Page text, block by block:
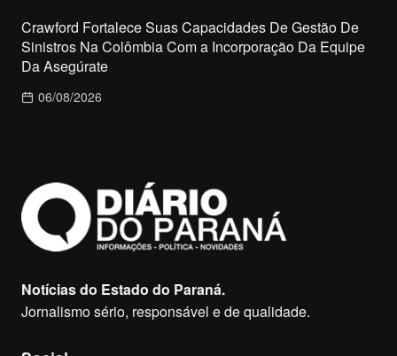
Crawford Fortalece Suas Capacidades De Gestão De
Sinistros Na Colômbia Com a Incorporação Da Equipe
Da Asegúrate
06/08/2026
Notícias do Estado do Paraná.
Jornalismo sério, responsável e de qualidade.